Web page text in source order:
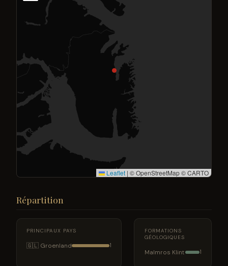
Leaflet | © OpenStreetMap © CARTO
Répartition
PRINCIPAUX PAYS
🇬🇱 Groenland 1
FORMATIONS
GÉOLOGIQUES
Malmros Klint 1